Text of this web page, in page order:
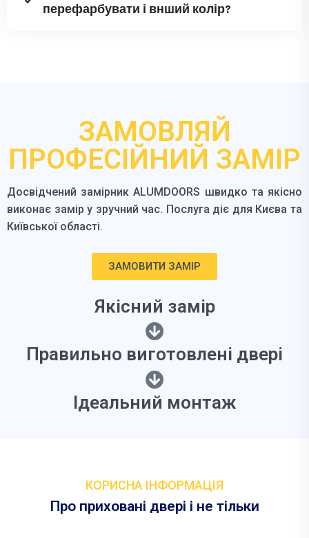
перефарбувати і внший колір?
ЗАМОВЛЯЙ
ПРОФЕСІЙНИЙ ЗАМІР
Досвідчений замірник ALUMDOORS швидко та якісно
виконає замір у зручний час. Послуга діє для Києва та
Київської області.
ЗАМОВИТИ ЗАМІР
Якісний замір
Правильно виготовлені двері
Ідеальний монтаж
КОРИСНА ІНФОРМАЦІЯ
Про приховані двері і не тільки